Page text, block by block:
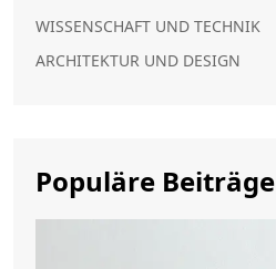
WISSENSCHAFT UND TECHNIK
ARCHITEKTUR UND DESIGN
Populäre Beiträge